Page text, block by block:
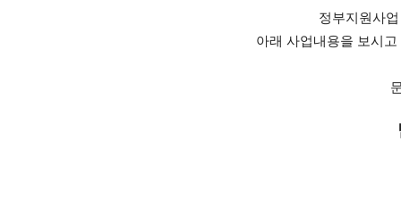
정부지원사
아래 사업내용을 보시